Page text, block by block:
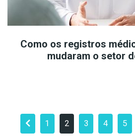
Como os registros
mudaram o setor
Navegação
Page
1 Page
2 Page
3 Page
4 5